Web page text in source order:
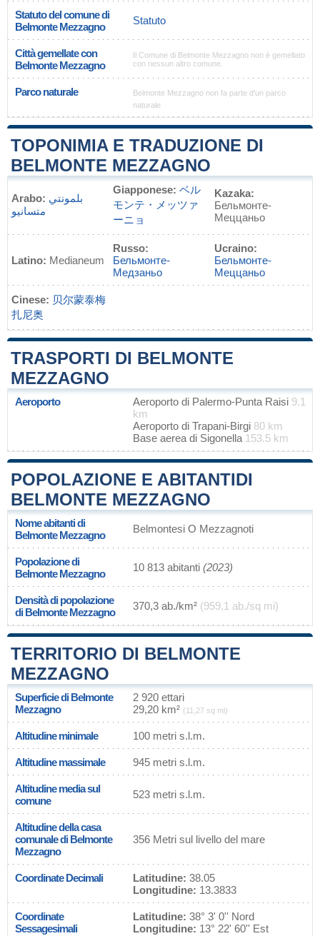
Statuto del comune di
Belmonte Mezzagno
Statuto
Città gemellate con
Belmonte Mezzagno
Il Comune di Belmonte Mezzagno non è gemellato
con nessun altro comune.
Parco naturale
Belmonte Mezzagno non fa parte d'un parco
naturale
TOPONIMIA E TRADUZIONE DI
BELMONTE MEZZAGNO
Arabo: بلمونتي
متسانيو
Giapponese: ベル
モンテ・メッツァ
ーニョ
Kazaka:
Бельмонте-
Меццаньо
Latino: Medianeum
Russo:
Бельмонте-
Медзаньо
Ucraino:
Бельмонте-
Меццаньо
Cinese: 贝尔蒙泰梅
扎尼奥
TRASPORTI DI BELMONTE
MEZZAGNO
Aeroporto Aeroporto di Palermo-Punta Raisi 9.1
km
Aeroporto di Trapani-Birgi 80 km
Base aerea di Sigonella 153.5 km
POPOLAZIONE E ABITANTIDI
BELMONTE MEZZAGNO
Nome abitanti di
Belmonte Mezzagno
Belmontesi O Mezzagnoti
Popolazione di
Belmonte Mezzagno
10 813 abitanti (2023)
Densità di popolazione
di Belmonte Mezzagno
370,3 ab./km² (959,1 ab./sq mi)
TERRITORIO DI BELMONTE
MEZZAGNO
Superficie di Belmonte
Mezzagno
2 920 ettari
29,20 km² (11,27 sq mi)
Altitudine minimale 100 metri s.l.m.
Altitudine massimale 945 metri s.l.m.
Altitudine media sul
comune
523 metri s.l.m.
Altitudine della casa
comunale di Belmonte
Mezzagno
356 Metri sul livello del mare
Coordinate Decimali Latitudine: 38.05
Longitudine: 13.3833
Coordinate
Sessagesimali
Latitudine: 38° 3' 0'' Nord
Longitudine: 13° 22' 60'' Est